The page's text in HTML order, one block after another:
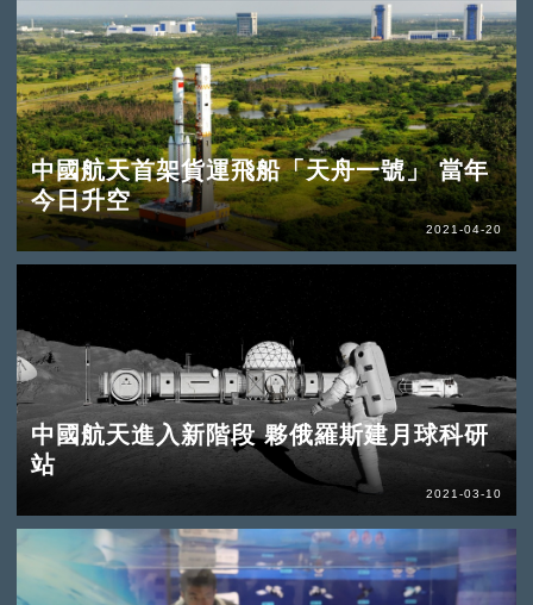
中國航天首架貨運飛船「天舟一號」 當年
今日升空
2021-04-20
中國航天進入新階段 夥俄羅斯建月球科研
站
2021-03-10